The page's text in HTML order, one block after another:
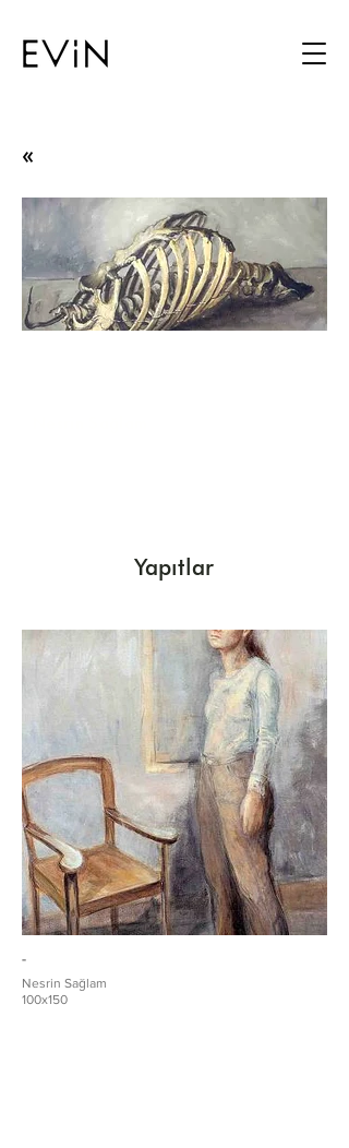
«
Yapıtlar
-
Nesrin Sağlam
100x150